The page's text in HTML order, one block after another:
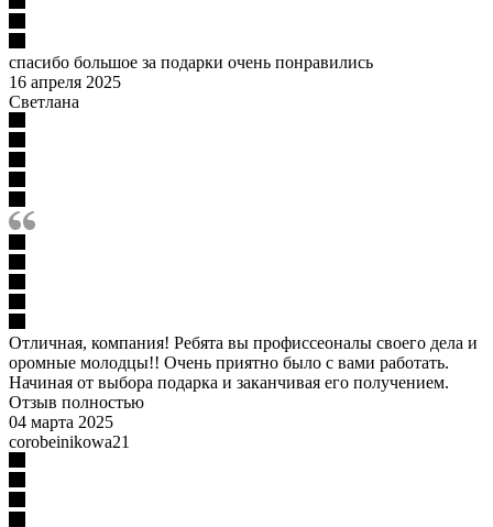
спасибо большое за подарки очень понравились
16 апреля 2025
Светлана
Отличная, компания! Ребята вы профиссеоналы своего дела и
оромные молодцы!! Очень приятно было с вами работать.
Начиная от выбора подарка и заканчивая его получением.
Отзыв полностью
04 марта 2025
corobeinikowa21